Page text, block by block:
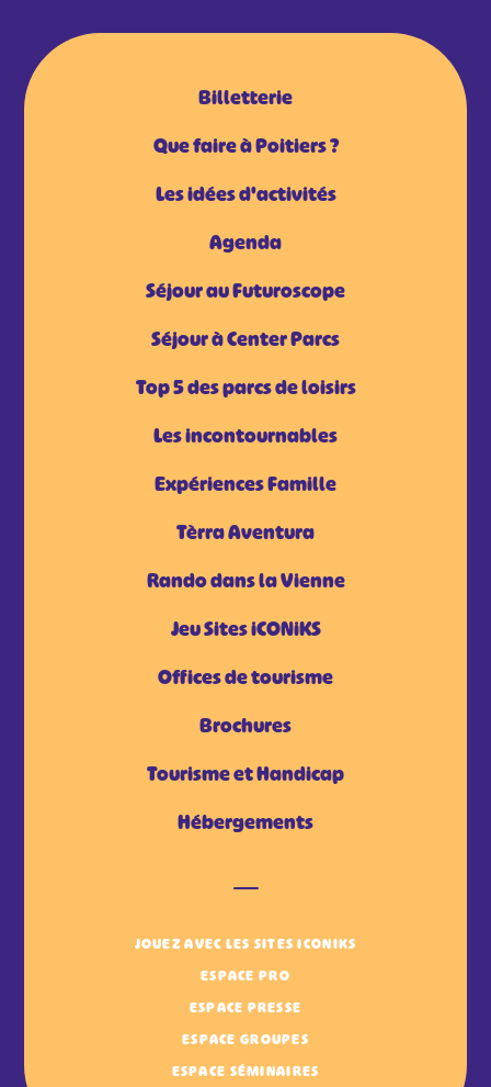
Billetterie
Que faire à Poitiers ?
Les idées d'activités
Agenda
Séjour au Futuroscope
Séjour à Center Parcs
Top 5 des parcs de loisirs
Les incontournables
Expériences Famille
Tèrra Aventura
Rando dans la Vienne
Jeu Sites iCONiKS
Offices de tourisme
Brochures
Tourisme et Handicap
Hébergements
JOUEZ AVEC LES SITES ICONIKS
ESPACE PRO
ESPACE PRESSE
ESPACE GROUPES
ESPACE SÉMINAIRES